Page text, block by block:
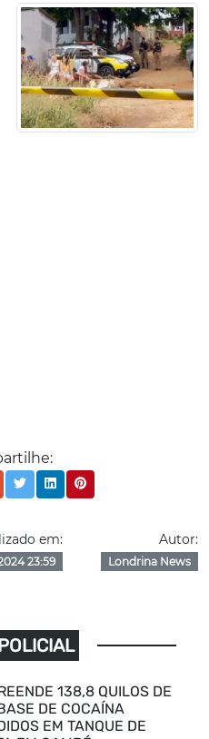
em:
23:59
Autor:
Londrina News
138,8 QUILOS DE
DE COCAÍNA
EM TANQUE DE